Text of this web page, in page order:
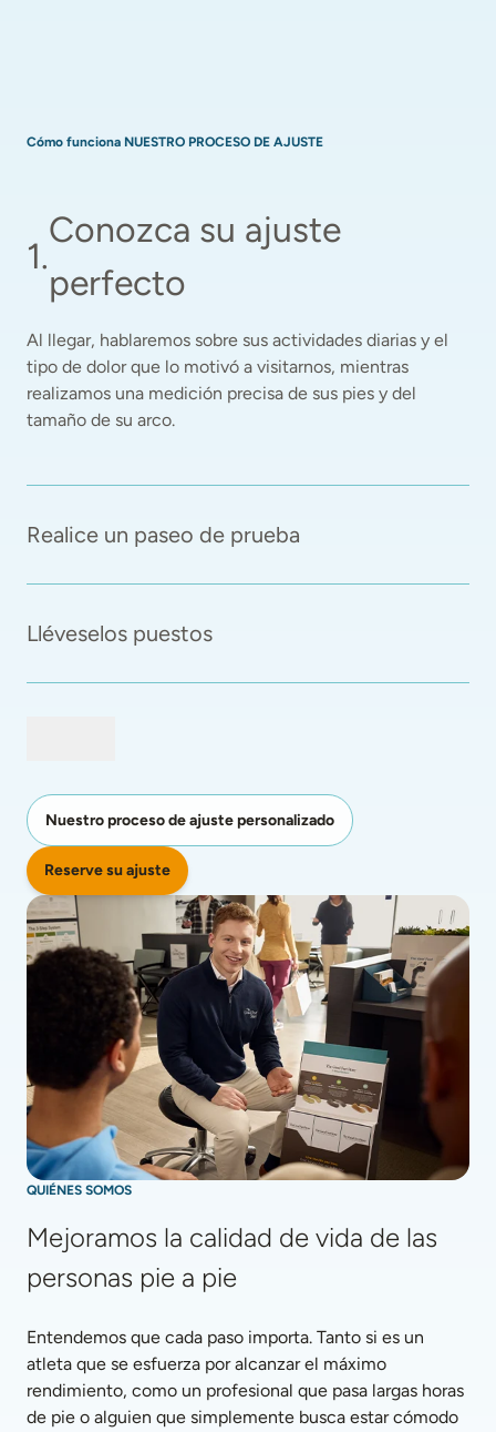
Cómo funciona NUESTRO PROCESO DE AJUSTE
1.
Conozca su ajuste
perfecto
Al llegar, hablaremos sobre sus actividades diarias y el
tipo de dolor que lo motivó a visitarnos, mientras
realizamos una medición precisa de sus pies y del
tamaño de su arco.
Realice un paseo de prueba
Lléveselos puestos
Nuestro proceso de ajuste personalizado
Reserve su ajuste
QUIÉNES SOMOS
Mejoramos la calidad de vida de las
personas pie a pie
Entendemos que cada paso importa. Tanto si es un
atleta que se esfuerza por alcanzar el máximo
rendimiento, como un profesional que pasa largas horas
de pie o alguien que simplemente busca estar cómodo